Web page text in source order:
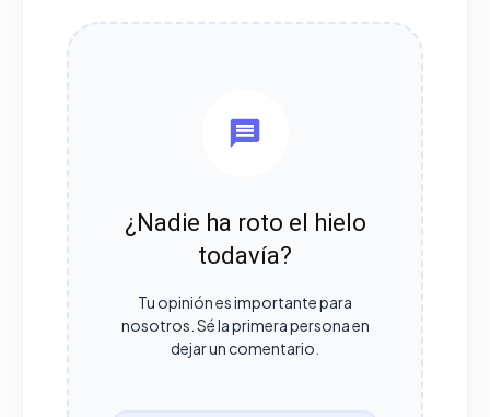
¿Nadie ha roto el hielo
todavía?
Tu opinión es importante para
nosotros. Sé la primera persona en
dejar un comentario.